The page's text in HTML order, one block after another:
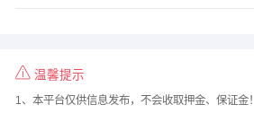
温馨提示
1、本平台仅供信息发布，不会收取押金、保证金！